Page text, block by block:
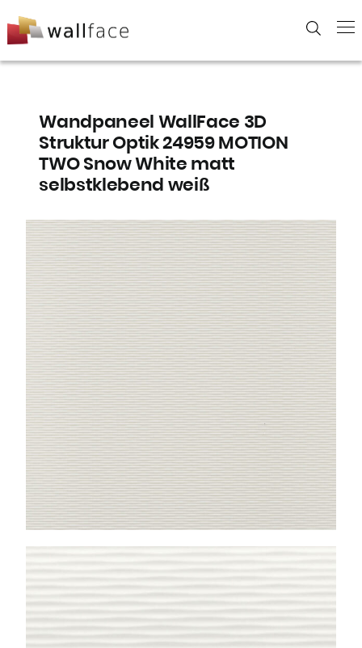
to
Wandpaneel WallFace 3D
Struktur Optik 24959 MOTION
TWO Snow White matt
selbstklebend weiß